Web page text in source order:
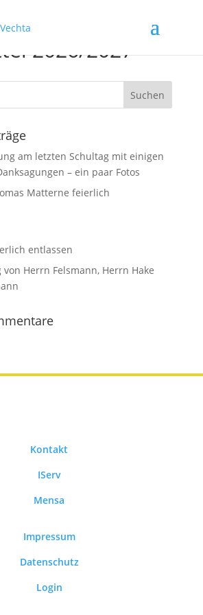
2026/2027
am letzten Schultag mit einigen
– ein paar Fotos
Matterne feierlich
entlassen
Herrn Felsmann, Herrn Hake
Kontakt
IServ
Mensa
Impressum
Datenschutz
Login